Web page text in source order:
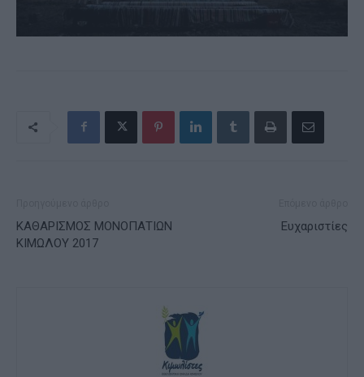
ΚΑΘΑΡΙΣΜΟΣ ΜΟΝΟΠΑΤΙΩΝ
ΚΙΜΩΛΟΥ 2017
Ευχαριστίες